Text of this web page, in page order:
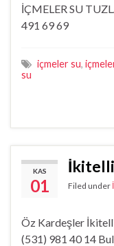
İÇMELER SU
491 69 69
içmeler su,
su
KAS
01
İkitelli
Filed under
Öz Kardeşler
(531) 981 40 14